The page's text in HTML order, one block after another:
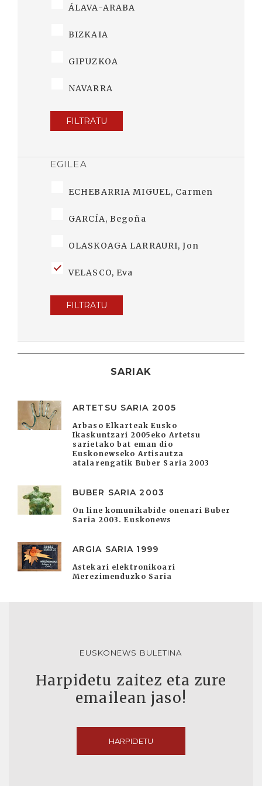
ÁLAVA-ARABA
BIZKAIA
GIPUZKOA
NAVARRA
FILTRATU
EGILEA
ECHEBARRIA MIGUEL, Carmen
GARCÍA, Begoña
OLASKOAGA LARRAURI, Jon
VELASCO, Eva
FILTRATU
SARIAK
ARTETSU SARIA 2005
Arbaso Elkarteak Eusko
Ikaskuntzari 2005eko Artetsu
sarietako bat eman dio
Euskonewseko Artisautza
atalarengatik Buber Saria 2003
BUBER SARIA 2003
On line komunikabide onenari Buber
Saria 2003. Euskonews
ARGIA SARIA 1999
Astekari elektronikoari
Merezimenduzko Saria
EUSKONEWS BULETINA
Harpidetu zaitez eta zure
emailean jaso!
HARPIDETU